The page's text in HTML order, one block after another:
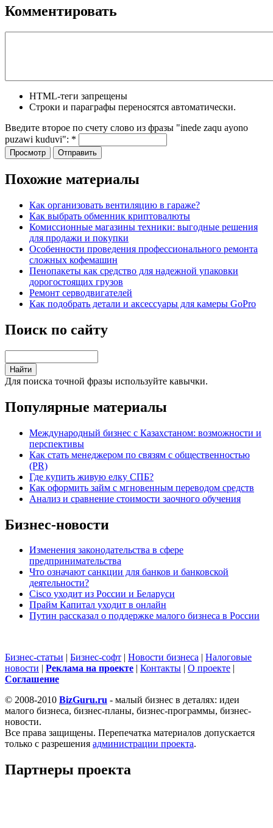
Комментировать
HTML-теги запрещены
Строки и параграфы переносятся автоматически.
Введите второе по счету слово из фразы "inede zaqu ayono
puzawi kuduvi": *
Похожие материалы
Как организовать вентиляцию в гараже?
Как выбрать обменник криптовалюты
Комиссионные магазины техники: выгодные решения
для продажи и покупки
Особенности проведения профессионального ремонта
сложных кофемашин
Пенопакеты как средство для надежной упаковки
дорогостоящих грузов
Ремонт серводвигателей
Как подобрать детали и аксессуары для камеры GoPro
Поиск по сайту
Для поиска точной фразы используйте кавычки.
Популярные материалы
Международный бизнес с Казахстаном: возможности и
перспективы
Как стать менеджером по связям с общественностью
(PR)
Где купить живую елку СПБ?
Как оформить займ с мгновенным переводом средств
Анализ и сравнение стоимости заочного обучения
Бизнес-новости
Изменения законодательства в сфере
предпринимательства
Что означают санкции для банков и банковской
деятельности?
Cisco уходит из России и Беларуси
Прайм Капитал уходит в онлайн
Путин рассказал о поддержке малого бизнеса в России
Бизнес-статьи | Бизнес-софт | Новости бизнеса | Налоговые
новости | Реклама на проекте | Контакты | О проекте |
Cоглашение
© 2008-2010 BizGuru.ru - малый бизнес в деталях: идеи
малого бизнеса, бизнес-планы, бизнес-программы, бизнес-
новости.
Все права защищены. Перепечатка материалов допускается
только с разрешения администрации проекта.
Партнеры проекта